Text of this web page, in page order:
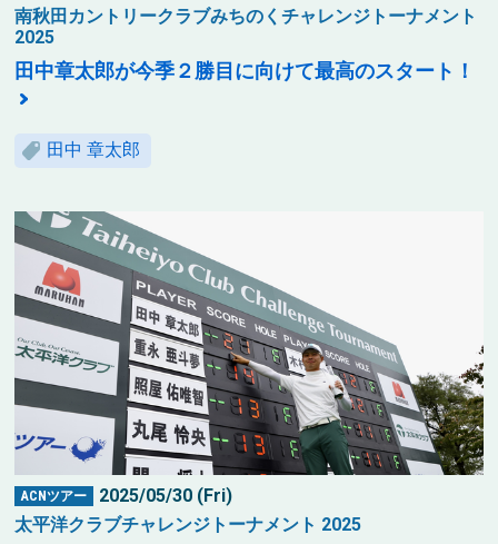
南秋田カントリークラブみちのくチャレンジトーナメント
2025
田中章太郎が今季２勝目に向けて最高のスタート！
田中 章太郎
ACNツアー
2025/05/30 (Fri)
太平洋クラブチャレンジトーナメント 2025